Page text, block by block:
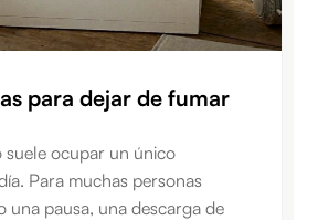
para dejar de fumar
suele ocupar un único
Para muchas personas
una pausa, una descarga de